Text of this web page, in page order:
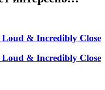
& Incredibly Close
& Incredibly Close